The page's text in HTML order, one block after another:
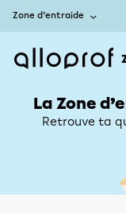
Zone d’entraide
La Zone
Retrouve ta